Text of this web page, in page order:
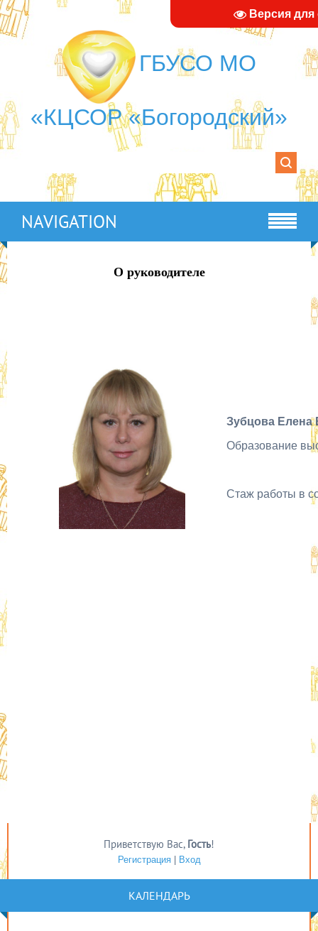
Версия
ГБУСО МО
«КЦСОР «Богородский»
NAVIGATION
О руководителе
Зубцова Елена
Образование
Стаж работы в
Приветствую Вас, Гость!
Регистрация| Вход
КАЛЕНДАРЬ